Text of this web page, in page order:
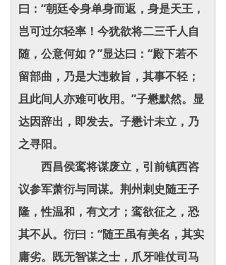
曰：“朝廷令身单身而返，身是天王，
岂可过尔轻率！今犹欲将二三千人自
随，公意何如？”显达曰：“殿下若不
留部曲，乃是大违敕旨，其事不轻；
且此间人亦难可收用。”子懋默然。显
达因辞出，即发去。子懋计未立，乃
之寻阳。
西昌侯鸾将谋废立，引前镇西咨
议参军萧衍与同谋。荆州刺史随王子
隆，性温和，有文才；鸾欲征之，恐
其不从。衍曰：“随王虽有美名，其实
庸劣。既无智谋之士，爪牙唯仗司马